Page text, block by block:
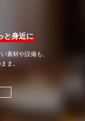
と身近に
素材や設備も、
ま。